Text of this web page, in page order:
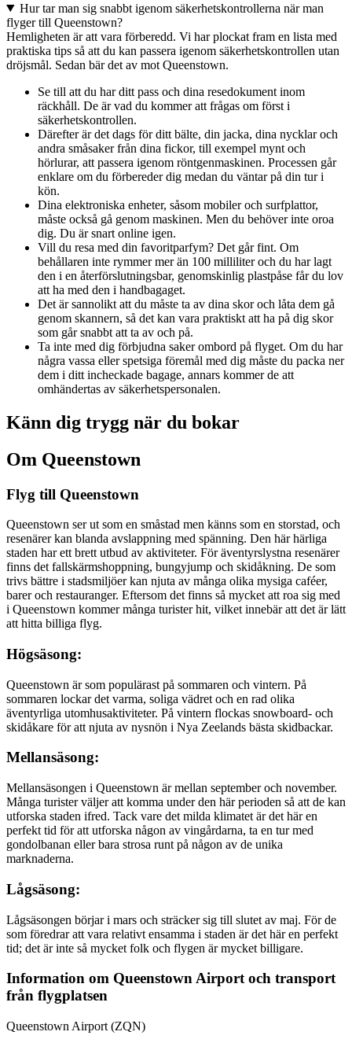
Hur tar man sig snabbt igenom säkerhetskontrollerna när man
flyger till Queenstown?
Hemligheten är att vara förberedd. Vi har plockat fram en lista med
praktiska tips så att du kan passera igenom säkerhetskontrollen utan
dröjsmål. Sedan bär det av mot Queenstown.
Se till att du har ditt pass och dina resedokument inom
räckhåll. De är vad du kommer att frågas om först i
säkerhetskontrollen.
Därefter är det dags för ditt bälte, din jacka, dina nycklar och
andra småsaker från dina fickor, till exempel mynt och
hörlurar, att passera igenom röntgenmaskinen. Processen går
enklare om du förbereder dig medan du väntar på din tur i
kön.
Dina elektroniska enheter, såsom mobiler och surfplattor,
måste också gå genom maskinen. Men du behöver inte oroa
dig. Du är snart online igen.
Vill du resa med din favoritparfym? Det går fint. Om
behållaren inte rymmer mer än 100 milliliter och du har lagt
den i en återförslutningsbar, genomskinlig plastpåse får du lov
att ha med den i handbagaget.
Det är sannolikt att du måste ta av dina skor och låta dem gå
genom skannern, så det kan vara praktiskt att ha på dig skor
som går snabbt att ta av och på.
Ta inte med dig förbjudna saker ombord på flyget. Om du har
några vassa eller spetsiga föremål med dig måste du packa ner
dem i ditt incheckade bagage, annars kommer de att
omhändertas av säkerhetspersonalen.
Känn dig trygg när du bokar
Om Queenstown
Flyg till Queenstown
Queenstown ser ut som en småstad men känns som en storstad, och
resenärer kan blanda avslappning med spänning. Den här härliga
staden har ett brett utbud av aktiviteter. För äventyrslystna resenärer
finns det fallskärmshoppning, bungyjump och skidåkning. De som
trivs bättre i stadsmiljöer kan njuta av många olika mysiga caféer,
barer och restauranger. Eftersom det finns så mycket att roa sig med
i Queenstown kommer många turister hit, vilket innebär att det är lätt
att hitta billiga flyg.
Högsäsong:
Queenstown är som populärast på sommaren och vintern. På
sommaren lockar det varma, soliga vädret och en rad olika
äventyrliga utomhusaktiviteter. På vintern flockas snowboard- och
skidåkare för att njuta av nysnön i Nya Zeelands bästa skidbackar.
Mellansäsong:
Mellansäsongen i Queenstown är mellan september och november.
Många turister väljer att komma under den här perioden så att de kan
utforska staden ifred. Tack vare det milda klimatet är det här en
perfekt tid för att utforska någon av vingårdarna, ta en tur med
gondolbanan eller bara strosa runt på någon av de unika
marknaderna.
Lågsäsong:
Lågsäsongen börjar i mars och sträcker sig till slutet av maj. För de
som föredrar att vara relativt ensamma i staden är det här en perfekt
tid; det är inte så mycket folk och flygen är mycket billigare.
Information om Queenstown Airport och transport
från flygplatsen
Queenstown Airport (ZQN)